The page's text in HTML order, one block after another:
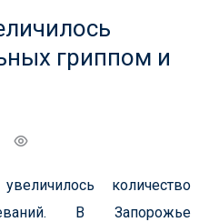
гриппом и
количество
В Запорожье